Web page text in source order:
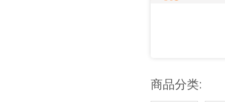
商品分类: